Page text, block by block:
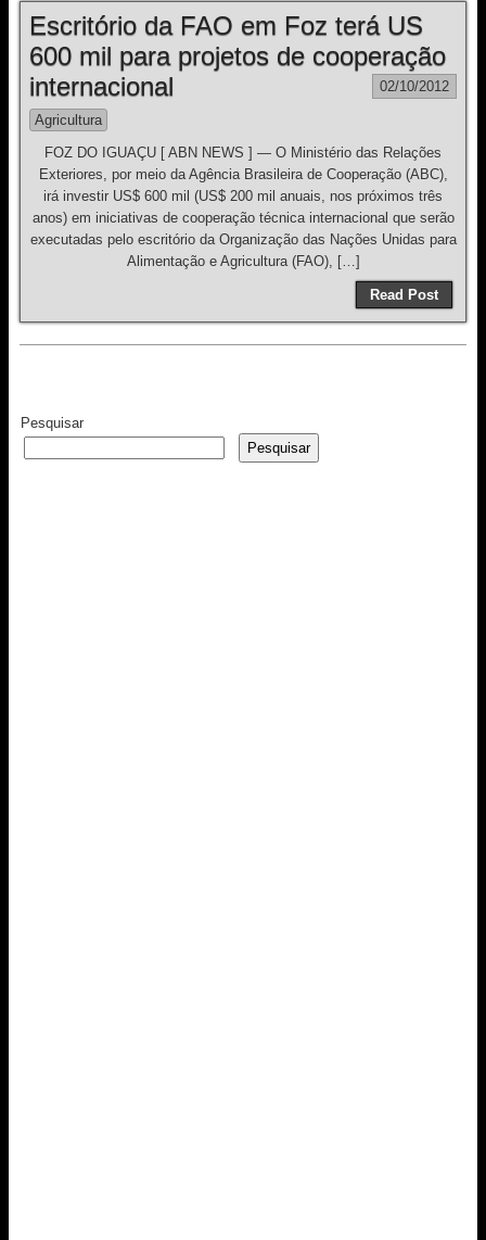
Escritório da FAO em Foz terá US
600 mil para projetos de cooperação
internacional
02/10/2012
Agricultura
FOZ DO IGUAÇU [ ABN NEWS ] — O Ministério das Relações
Exteriores, por meio da Agência Brasileira de Cooperação (ABC),
irá investir US$ 600 mil (US$ 200 mil anuais, nos próximos três
anos) em iniciativas de cooperação técnica internacional que serão
executadas pelo escritório da Organização das Nações Unidas para
Alimentação e Agricultura (FAO), […]
Read Post
Pesquisar
Pesquisar